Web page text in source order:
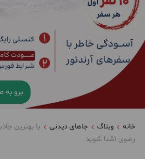
برو به
خانه وبلاگ جاهای دیدنی
با بهترین
رضوی آشنا شوید